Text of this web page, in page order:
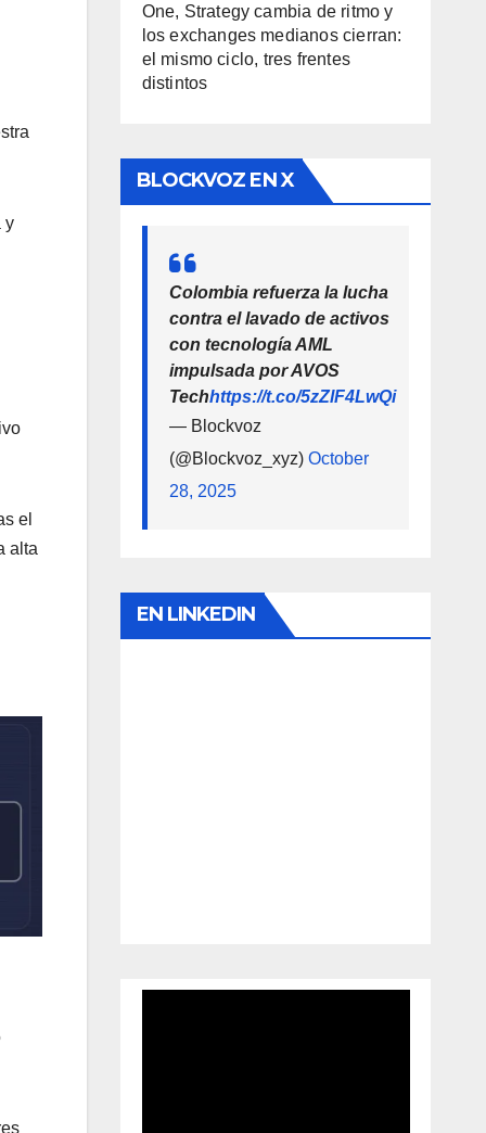
y
el
alta
One, Strategy cambia de ritmo y
los exchanges medianos cierran:
el mismo ciclo, tres frentes
distintos
BLOCKVOZ EN X
Colombia refuerza la lucha
contra el lavado de activos
con tecnología AML
impulsada por AVOS
Techhttps://t.co/5zZlF4LwQi
— Blockvoz
(@Blockvoz_xyz) October
28, 2025
EN LINKEDIN